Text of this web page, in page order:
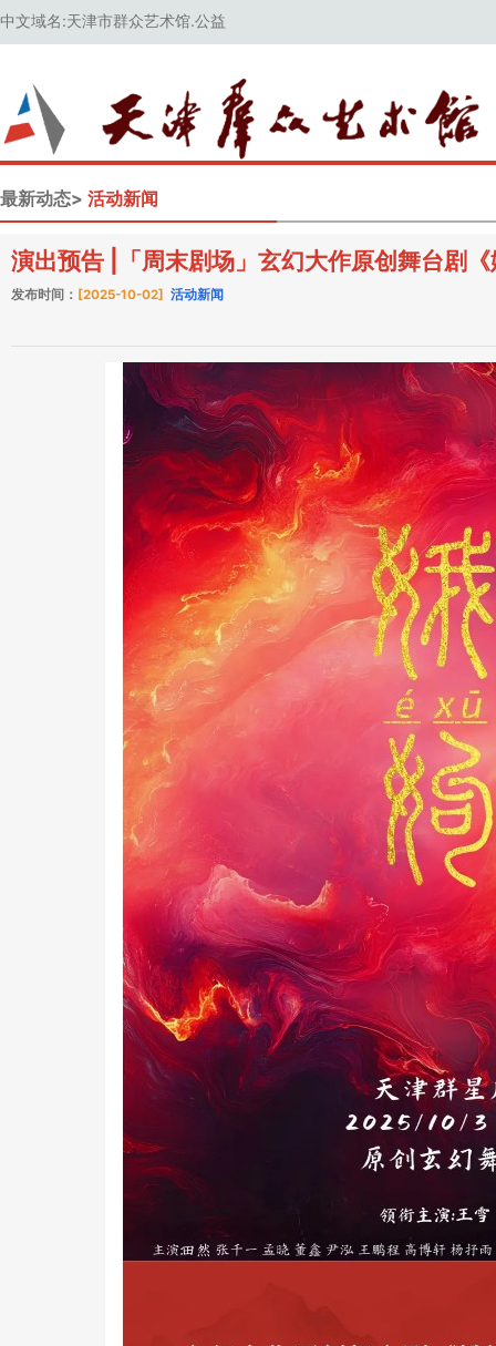
中文域名:天津市群众艺术馆.公益
最新动态> 活动新闻
演出预告 |「周末剧场」玄幻大作原创舞台剧
发布时间： [2025-10-02] 活动新闻